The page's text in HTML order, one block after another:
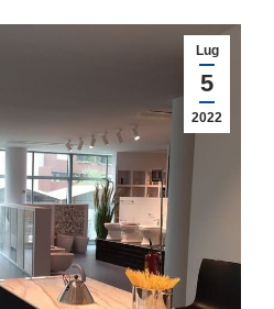
Lug
5
2022